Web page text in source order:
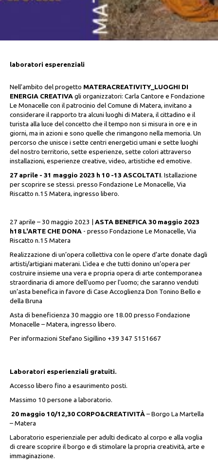
laboratori esperenziali
Nell'ambito del progetto MATERACREATIVITY_LUOGHI DI
ENERGIA CREATIVAgli organizzatori: Carla Cantore e Fondazione
Le Monacelle con il patrocinio del Comune di Matera, invitano a
considerare il rapporto tra alcuni luoghi di Matera, il cittadino e il
turista alla luce del concetto che il tempo non si misura in ore e in
giorni, ma in azioni e sono quelle che rimangono nella memoria. Un
percorso che unisce i sette centri energetici umani e sette luoghi
del nostro territorio, sette esperienze, sette colori attraverso
installazioni, esperienze creative, video, artistiche ed emotive.
27 aprile - 31 maggio 2023 h 10 -13 ASCOLTATI. Istallazione
per scoprire se stessi. presso Fondazione Le Monacelle, Via
Riscatto n.15 Matera, ingresso libero.
27 aprile – 30 maggio 2023 |ASTA BENEFICA 30 maggio 2023
h18 L'ARTE CHE DONA - presso Fondazione Le Monacelle, Via
Riscatto n.15 Matera
Realizzazione di un’opera collettiva con le opere d’arte donate dagli
artisti/artigiani materani. L'idea e che tutti donino un’opera per
costruire insieme una vera e propria opera di arte contemporanea
straordinaria di amore dell'uomo per l'uomo; che saranno venduti
un’asta benefica in favore di Case Accoglienza Don Tonino Bello e
della Bruna
Asta di beneficienza 30 maggio ore 18.00 presso Fondazione
Monacelle – Matera, ingresso libero.
Per informazioni Stefano Sigillino +39 347 5151667
Laboratori esperienziali gratuiti.
Accesso libero fino a esaurimento posti.
Massimo 10 persone a laboratorio.
20 maggio 10/12,30 CORPO&CREATIVITÀ– Borgo La Martella
– Matera
Laboratorio esperienziale per adulti dedicato al corpo e alla voglia
di creare scoprire il borgo e di stimolare la propria creatività, arte e
immaginazione.